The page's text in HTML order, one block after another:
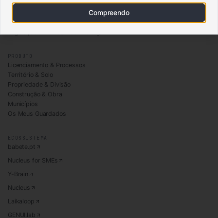
BABETE URBANISMO · BY BABETE
PRODUTO
Licenciamento & Processos
Território & Solo
Propriedade & Divisão
Construção & Obra
Municípios
Os Meus Guardados
ECOSSISTEMA
babete.pt
Nucleus for SMEs
Y-Brain
Nucleus
Laikaloop
GENUI.lab
Compreendo